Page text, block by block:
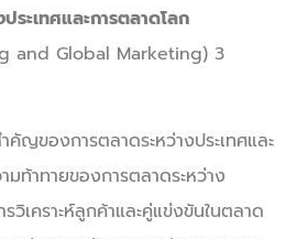
ระเทศและการตลาดโลก
and Global Marketing) 3
ญของการตลาดระหว่างประเทศและ
มท้าทายของการตลาดระหว่าง
วิเคราะห์ลูกค้าและคู่แข่งขันในตลาด